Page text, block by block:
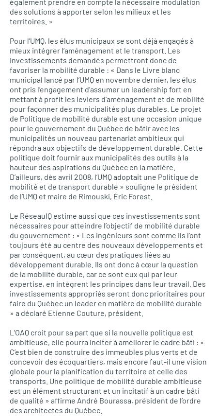
des solutions à apporter selon les milieux et les
territoires. »
Pour l’UMQ, les élus municipaux se sont déjà engagés à
mieux intégrer l’aménagement et le transport. Les
investissements demandés permettront donc de
favoriser la mobilité durable : « Dans le Livre blanc
municipal lancé par l’UMQ en novembre dernier, les élus
ont pris l’engagement d’assumer un leadership fort en
mettant à profit les leviers d’aménagement et de mobilité
pour façonner des municipalités plus durables. Le projet
de Politique de mobilité durable est une occasion unique
pour le gouvernement du Québec de bâtir avec les
municipalités un nouveau partenariat ambitieux qui
répondra aux objectifs de développement durable. Cette
politique doit fournir aux municipalités des outils à la
hauteur des aspirations du Québec en la matière.
D’ailleurs, dès avril 2008, l’UMQ adoptait une Politique de
mobilité et de transport durable » souligne le président
de l’UMQ et maire de Rimouski, Éric Forest.
Le RéseauIQ estime aussi que ces investissements sont
nécessaires pour atteindre l’objectif de mobilité durable
du gouvernement : « Les ingénieurs sont comme ils l’ont
toujours été au centre des nouveaux développements et
par conséquent, au cœur des pratiques liées au
développement durable. Ils ont donc à cœur la question
de la mobilité durable, car ce sont eux qui par leur
expertise, en intègrent les principes dans leur travail. Des
investissements appropriés seront donc prioritaires pour
faire du Québec un leader en matière de mobilité durable
» a déclaré Etienne Couture, président.
L’OAQ croit pour sa part que si la nouvelle politique est
ambitieuse, elle pourra inciter à améliorer le cadre bâti : «
C’est bien de construire des immeubles plus verts et de
concevoir des écoquartiers, mais encore faut-il une vision
globale pour la planification du territoire et celle des
transports. Une politique de mobilité durable ambitieuse
est un élément structurant et un incitatif à un cadre bâti
de qualité » affirme André Bourassa, président de l’ordre
des architectes du Québec.